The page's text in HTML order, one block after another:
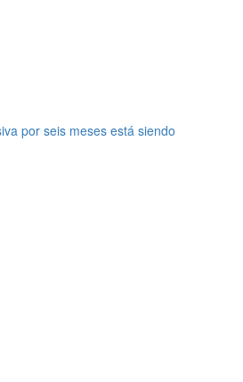
por seis meses está siendo